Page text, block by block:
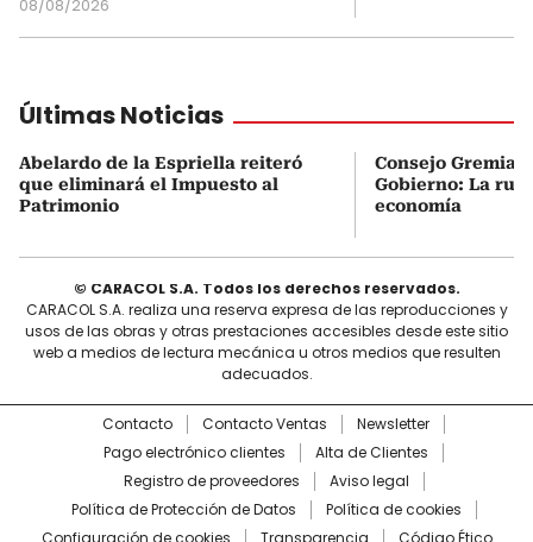
08/08/2026
Últimas Noticias
Abelardo de la Espriella reiteró
que eliminará el Impuesto al
Patrimonio
Consejo Gremial
Gobierno: La
economía
© CARACOL S.A. Todos los derechos reservados.
CARACOL S.A. realiza una reserva expresa de las reproducciones y
usos de las obras y otras prestaciones accesibles desde este sitio
web a medios de lectura mecánica u otros medios que resulten
adecuados.
Contacto Contacto Ventas
Newsletter
Pago electrónico clientes
Alta de Clientes
Registro de proveedores
Aviso legal
Política de Protección de Datos
Política de cookies
Configuración de cookies
Transparencia Código Ético